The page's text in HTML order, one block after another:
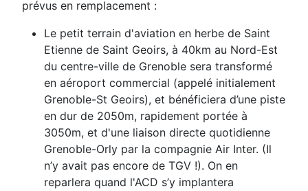
prévus en remplacement :
Le petit terrain d'aviation en herbe de Saint
Etienne de Saint Geoirs, à 40km au Nord-Est
du centre-ville de Grenoble sera transformé
en aéroport commercial (appelé initialement
Grenoble-St Geoirs), et bénéficiera d’une piste
en dur de 2050m, rapidement portée à
3050m, et d'une liaison directe quotidienne
Grenoble-Orly par la compagnie Air Inter. (Il
n’y avait pas encore de TGV !). On en
reparlera quand l'ACD s’y implantera